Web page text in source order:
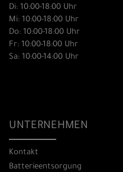
Di: 10:00-18:00 Uhr
Mi: 10:00-18:00 Uhr
Do: 10:00-18:00 Uhr
Fr: 10:00-18:00 Uhr
Sa: 10:00-14:00 Uhr
UNTERNEHMEN
Kontakt
Batterieentsorgung